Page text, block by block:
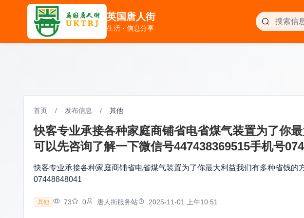
英国唐人街
生活 · 信息分享
英国唐人街
生活 · 信息分享
首页 / 发布信息 / 其他
快客专业承接各种家庭商铺省电省煤气装置为了你
可以先咨询了解一下微信号447438369515手机号
快客专业承接各种家庭商铺省电省煤气装置为了你最大利益我们有多种省钱
07448848041
其他 73 0 唐人街服务站 2025-11-01 上午10:51